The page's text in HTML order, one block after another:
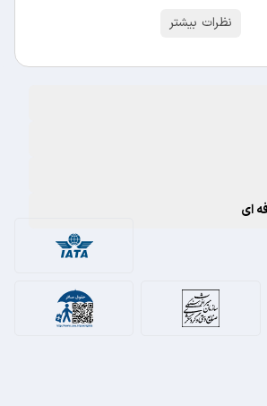
نظرات بیشتر
ای